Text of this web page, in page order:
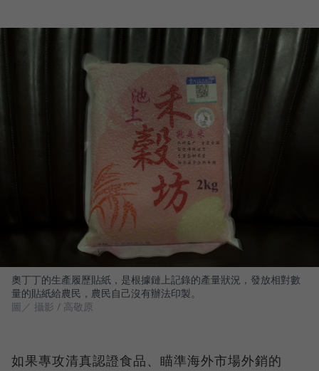
奧丁丁的生產履歷貼紙，是根據鏈上記錄的產量狀況，發放相對數
量的貼紙給農民，農民自己沒有辦法印製。
圖／ 攝影 / 高敬原
如果專攻清真認證食品、瞄準海外市場外銷的